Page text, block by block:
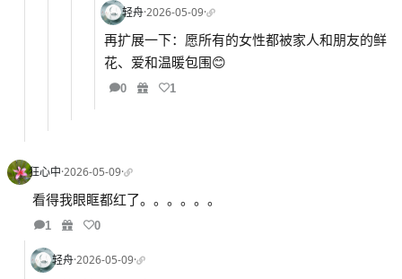
轻舟·2026-05-09·
再扩展一下：愿所有的女性都被家人和朋友的鲜
花、爱和温暖包围😊
0 1
狂心中·2026-05-09·
看得我眼眶都红了。。。。。。
1 0
轻舟·2026-05-09·